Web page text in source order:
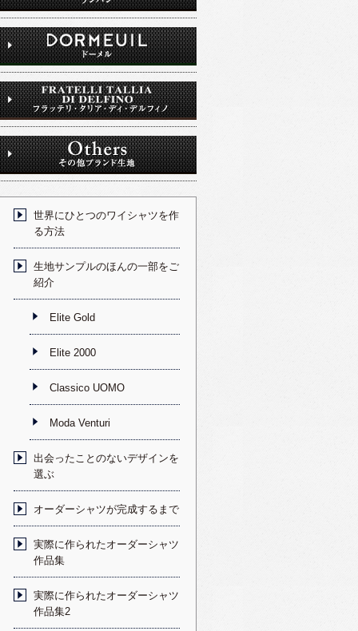
世界にひとつのワイシャツを作
る方法
生地サンプルのほんの一部をご
紹介
Elite Gold
Elite 2000
Classico UOMO
Moda Venturi
出会ったことのないデザインを
選ぶ
オーダーシャツが完成するまで
実際に作られたオーダーシャツ
作品集
実際に作られたオーダーシャツ
作品集2